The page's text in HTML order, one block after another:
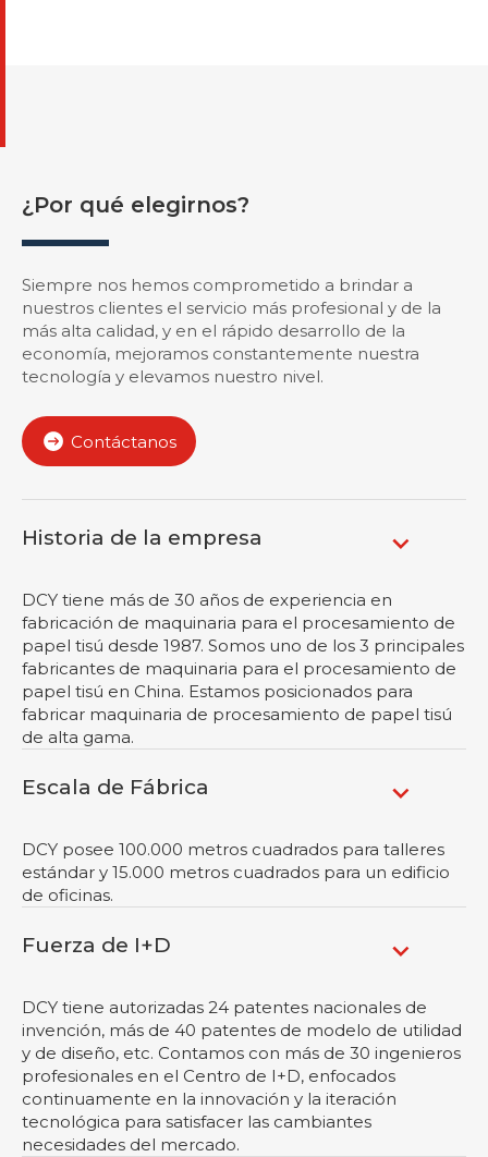
¿Por qué elegirnos?
Siempre nos hemos comprometido a brindar a
nuestros clientes el servicio más profesional y de la
más alta calidad, y en el rápido desarrollo de la
economía, mejoramos constantemente nuestra
tecnología y elevamos nuestro nivel.
Contáctanos
Historia de la empresa
DCY tiene más de 30 años de experiencia en
fabricación de maquinaria para el procesamiento de
papel tisú desde 1987. Somos uno de los 3 principales
fabricantes de maquinaria para el procesamiento de
papel tisú en China. Estamos posicionados para
fabricar maquinaria de procesamiento de papel tisú
de alta gama.
Escala de Fábrica
DCY posee 100.000 metros cuadrados para talleres
estándar y 15.000 metros cuadrados para un edificio
de oficinas.
Fuerza de I+D
DCY tiene autorizadas 24 patentes nacionales de
invención, más de 40 patentes de modelo de utilidad
y de diseño, etc. Contamos con más de 30 ingenieros
profesionales en el Centro de I+D, enfocados
continuamente en la innovación y la iteración
tecnológica para satisfacer las cambiantes
necesidades del mercado.